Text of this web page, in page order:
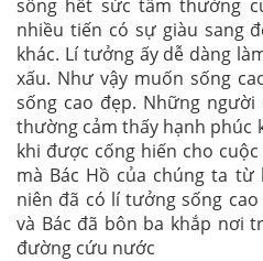
sống hết sức tầm thường
nhiều tiến có sự giàu sang
khác. Lí tưởng ấy dễ dàng
xấu. Như vậy muốn sống
sống cao đẹp. Những
thường cảm thấy hạnh phúc
khi được cống hiến cho
mà Bác Hồ của chúng ta
niên đã có lí tưởng sống
và Bác đã bôn ba khắp nơi
đường cứu nước